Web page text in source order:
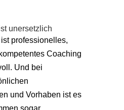
unersetzlich
professionelles,
Coaching
Und bei
und Vorhaben ist es
sogar